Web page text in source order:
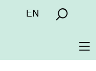
Menú
EN